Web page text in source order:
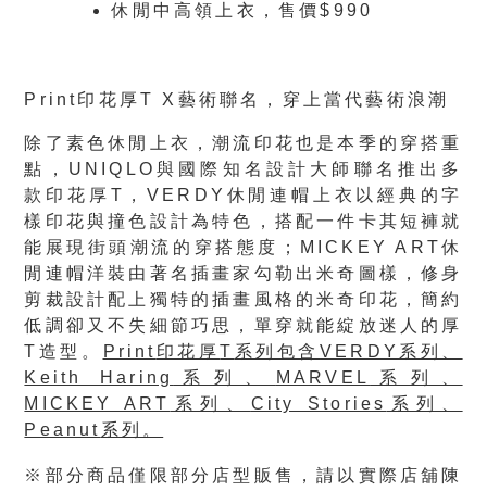
休閒中高領上衣，售價$990
Print印花厚T X 藝術聯名，穿上當代藝術浪潮
除了素色休閒上衣，潮流印花也是本季的穿搭重
點，UNIQLO與國際知名設計大師聯名推出多
款印花厚T，VERDY休閒連帽上衣以經典的字
樣印花與撞色設計為特色，搭配一件卡其短褲就
能展現街頭潮流的穿搭態度；MICKEY ART休
閒連帽洋裝由著名插畫家勾勒出米奇圖樣，修身
剪裁設計配上獨特的插畫風格的米奇印花，簡約
低調卻又不失細節巧思，單穿就能綻放迷人的厚
T造型。
Print 印花厚T 系列包含VERDY 系列、
Keith Haring
系列、 MARVEL
系列、
MICKEY ART 系列、 City Stories 系列、
Peanut 系列。
※部分商品僅限部分店型販售，請以實際店舖陳